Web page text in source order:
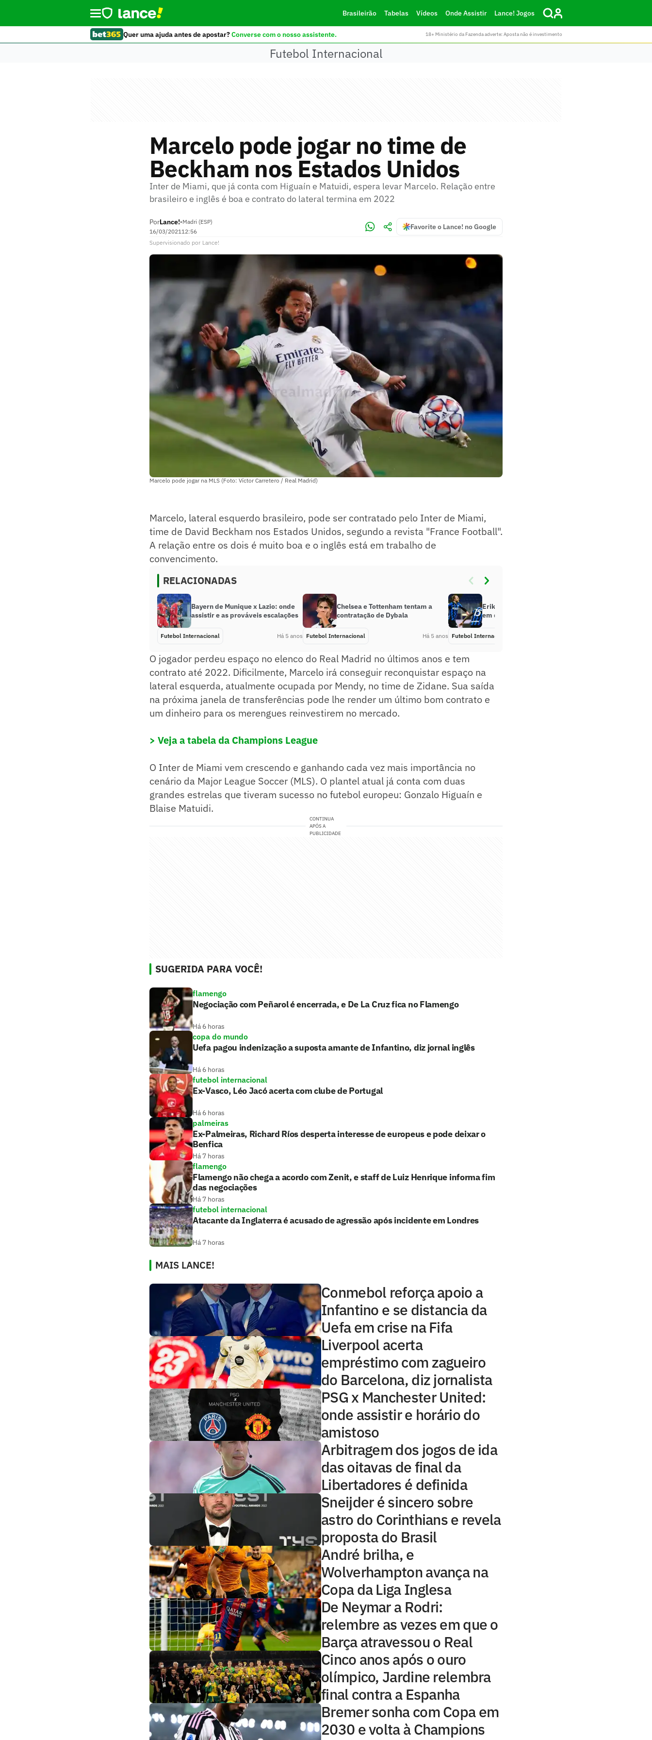
Brasileirão Tabelas Vídeos Onde Assistir Lance! Jogos
Quer uma ajuda antes de apostar?Converse com o nosso assistente. 18+ Ministério da Fazenda adverte: Aposta não é investimento
Futebol Internacional
Marcelo pode jogar no time de
Beckham nos Estados Unidos
Inter de Miami, que já conta com Higuaín e Matuidi, espera levar Marcelo. Relação entre
brasileiro e inglês é boa e contrato do lateral termina em 2022
PorLance!•Madri (ESP)
16/03/202112:56
Favorite o Lance! no Google
Supervisionado por Lance!
Marcelo pode jogar na MLS (Foto: Víctor Carretero / Real Madrid)
Marcelo, lateral esquerdo brasileiro, pode ser contratado pelo Inter de Miami,
time de David Beckham nos Estados Unidos, segundo a revista "France Football".
A relação entre os dois é muito boa e o inglês está em trabalho de
convencimento.
RELACIONADAS
Bayern de Munique x Lazio: onde
assistir e as prováveis escalações
Futebol Internacional Há 5 anos
Chelsea e Tottenham tentam a
contratação de Dybala
Futebol Internacional Há 5 anos
Eriksen revela que nunca pensou
em deixar a Inter de Milão
Futebol Internacional
O jogador perdeu espaço no elenco do Real Madrid no últimos anos e tem
contrato até 2022. Dificilmente, Marcelo irá conseguir reconquistar espaço na
lateral esquerda, atualmente ocupada por Mendy, no time de Zidane. Sua saída
na próxima janela de transferências pode lhe render um último bom contrato e
um dinheiro para os merengues reinvestirem no mercado.
> Veja a tabela da Champions League
O Inter de Miami vem crescendo e ganhando cada vez mais importância no
cenário da Major League Soccer (MLS). O plantel atual já conta com duas
grandes estrelas que tiveram sucesso no futebol europeu: Gonzalo Higuaín e
Blaise Matuidi.
CONTINUA
APÓS A
PUBLICIDADE
SUGERIDA PARA VOCÊ!
flamengo
Negociação com Peñarol é encerrada, e De La Cruz fica no Flamengo
Há 6 horas
copa do mundo
Uefa pagou indenização a suposta amante de Infantino, diz jornal inglês
Há 6 horas
futebol internacional
Ex-Vasco, Léo Jacó acerta com clube de Portugal
Há 6 horas
palmeiras
Ex-Palmeiras, Richard Ríos desperta interesse de europeus e pode deixar o
Benfica
Há 7 horas
flamengo
Flamengo não chega a acordo com Zenit, e staff de Luiz Henrique informa fim
das negociações
Há 7 horas
futebol internacional
Atacante da Inglaterra é acusado de agressão após incidente em Londres
Há 7 horas
MAIS LANCE!
Conmebol reforça apoio a
Infantino e se distancia da
Uefa em crise na Fifa
Liverpool acerta
empréstimo com zagueiro
do Barcelona, diz jornalista
PSG x Manchester United:
onde assistir e horário do
amistoso
Arbitragem dos jogos de ida
das oitavas de final da
Libertadores é definida
Sneijder é sincero sobre
astro do Corinthians e revela
proposta do Brasil
André brilha, e
Wolverhampton avança na
Copa da Liga Inglesa
De Neymar a Rodri:
relembre as vezes em que o
Barça atravessou o Real
Cinco anos após o ouro
olímpico, Jardine relembra
final contra a Espanha
Bremer sonha com Copa em
2030 e volta à Champions